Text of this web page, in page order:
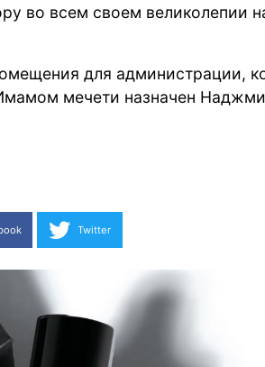
во всем своем великолепии
для администрации,
мечети назначен
Twitter